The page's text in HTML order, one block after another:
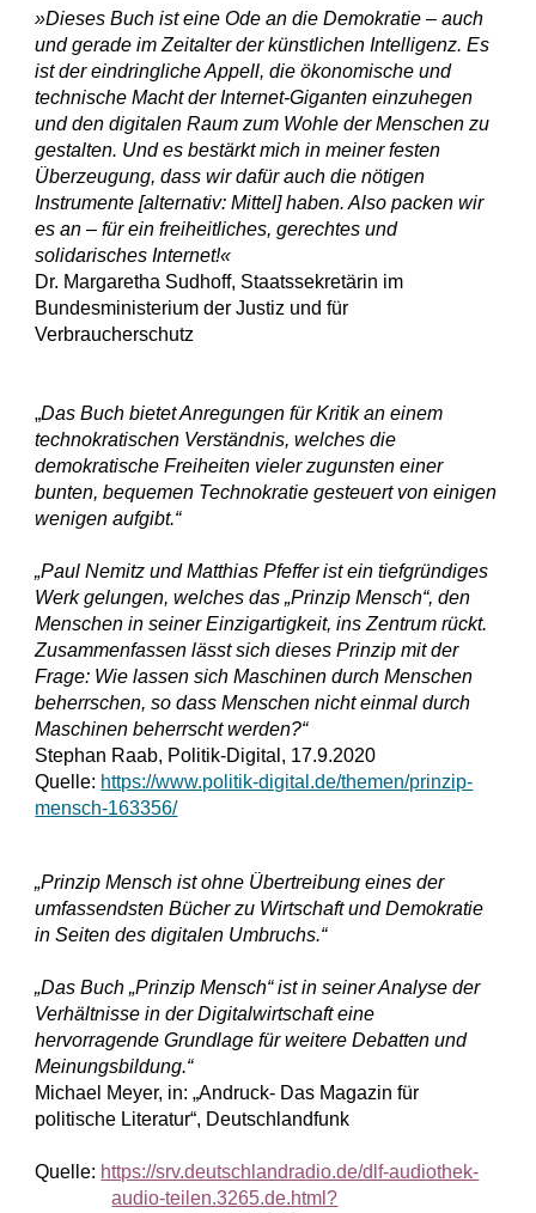
»Dieses Buch ist eine Ode an die Demokratie – auch
und gerade im Zeitalter der künstlichen Intelligenz. Es
ist der eindringliche Appell, die ökonomische und
technische Macht der Internet-Giganten einzuhegen
und den digitalen Raum zum Wohle der Menschen zu
gestalten. Und es bestärkt mich in meiner festen
Überzeugung, dass wir dafür auch die nötigen
Instrumente [alternativ: Mittel] haben. Also packen wir
es an – für ein freiheitliches, gerechtes und
solidarisches Internet!«
Dr. Margaretha Sudhoff, Staatssekretärin im
Bundesministerium der Justiz und für
Verbraucherschutz
„Das Buch bietet Anregungen für Kritik an einem
technokratischen Verständnis, welches die
demokratische Freiheiten vieler zugunsten einer
bunten, bequemen Technokratie gesteuert von einigen
wenigen aufgibt.“
„Paul Nemitz und Matthias Pfeffer ist ein tiefgründiges
Werk gelungen, welches das „Prinzip Mensch“, den
Menschen in seiner Einzigartigkeit, ins Zentrum rückt.
Zusammenfassen lässt sich dieses Prinzip mit der
Frage: Wie lassen sich Maschinen durch Menschen
beherrschen, so dass Menschen nicht einmal durch
Maschinen beherrscht werden?“
Stephan Raab, Politik-Digital, 17.9.2020
Quelle: https://www.politik-digital.de/themen/prinzip-
mensch-163356/
„Prinzip Mensch ist ohne Übertreibung eines der
umfassendsten Bücher zu Wirtschaft und Demokratie
in Seiten des digitalen Umbruchs.“
„Das Buch „Prinzip Mensch“ ist in seiner Analyse der
Verhältnisse in der Digitalwirtschaft eine
hervorragende Grundlage für weitere Debatten und
Meinungsbildung.“
Michael Meyer, in: „Andruck- Das Magazin für
politische Literatur“, Deutschlandfunk
Quelle: https://srv.deutschlandradio.de/dlf-audiothek-
audio-teilen.3265.de.html?